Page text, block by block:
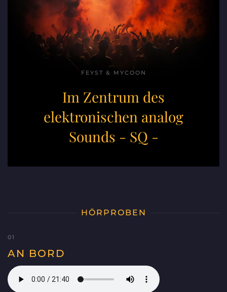
FEYST & MYCOON
Im Zentrum des
elektronischen analog
Sounds - SQ -
HÖRPROBEN
01
AN BORD